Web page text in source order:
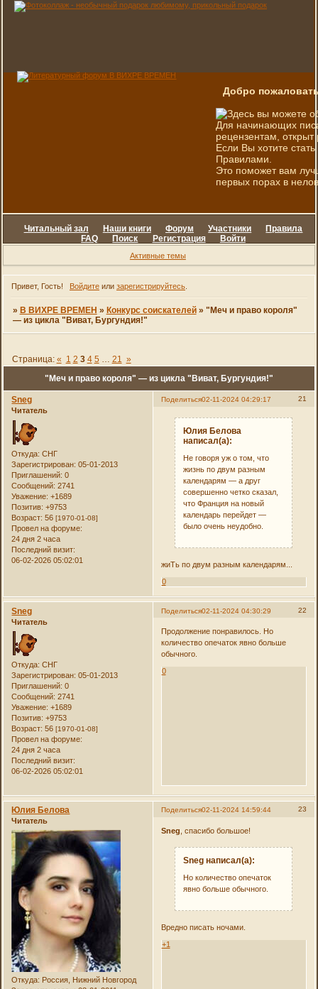
Добро
Здесь вы можете
Для начинающих
рецензентам, открыт
Если Вы хотите
Правилами.
Это поможет вам
первых порах в
Читальный зал Наши книги Форум Участники
Правила
FAQ
Поиск Регистрация Войти
Активные темы
Привет, Гость! Войдитеили зарегистрируйтесь.
» В ВИХРЕ ВРЕМЕН » Конкурс соискателей » "Меч и право короля"
— из цикла "Виват, Бургундия!"
"Меч и право короля" — из цикла "Виват, Бургундия!"
Страница: « 1 2 3 4 5 … 21 »
Поделиться 21
02-11-2024 04:29:17
Sneg
Читатель
Откуда: СНГ
Зарегистрирован: 05-01-2013
Приглашений: 0
Сообщений: 2741
Уважение: +1689
Позитив: +9753
Возраст: 56[1970-01-08]
Провел на форуме:
24 дня 2 часа
Последний визит:
06-02-2026 05:02:01
Юлия Белова
написал(а):
Не говоря уж о том, что
жизнь по двум разным
календарям — а друг
совершенно четко сказал,
что Франция на новый
календарь перейдет —
было очень неудобно.
жиТь по двум разным календарям...
0
Поделиться 22
02-11-2024 04:30:29
Sneg
Читатель
Откуда: СНГ
Зарегистрирован: 05-01-2013
Приглашений: 0
Сообщений: 2741
Уважение: +1689
Позитив: +9753
Возраст: 56[1970-01-08]
Провел на форуме:
24 дня 2 часа
Последний визит:
06-02-2026 05:02:01
Продолжение понравилось. Но
количество опечаток явно больше
обычного.
0
Поделиться 23
02-11-2024 14:59:44
Юлия Белова
Читатель
Откуда: Россия, Нижний Новгород
Sneg , спасибо большое!
Sneg написал(а):
Но количество опечаток
явно больше обычного.
Вредно писать ночами.
+1